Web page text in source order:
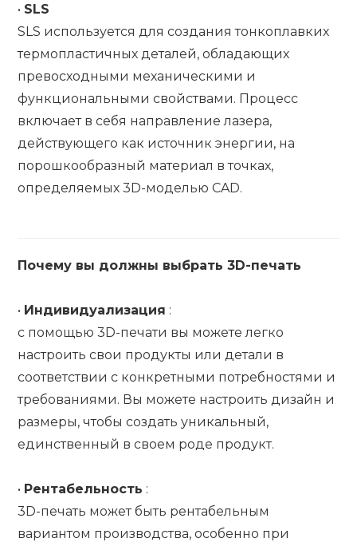
• SLS
SLS используется для создания тонкоплавких
термопластичных деталей, обладающих
превосходными механическими и
функциональными свойствами. Процесс
включает в себя направление лазера,
действующего как источник энергии, на
порошкообразный материал в точках,
определяемых 3D-моделью CAD.
Почему вы должны выбрать 3D-печать
• Индивидуализация :
с помощью 3D-печати вы можете легко
настроить свои продукты или детали в
соответствии с конкретными потребностями и
требованиями. Вы можете настроить дизайн и
размеры, чтобы создать уникальный,
единственный в своем роде продукт.
• Рентабельность :
3D-печать может быть рентабельным
вариантом производства, особенно при